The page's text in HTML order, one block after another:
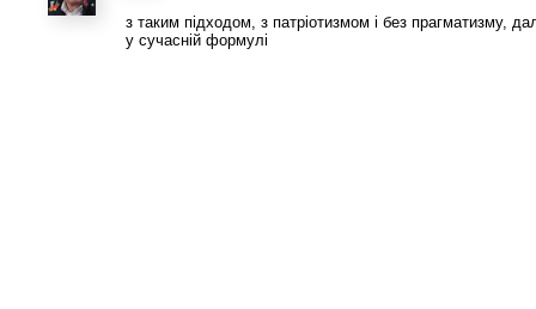
з таким підходом, з патріотизмом і без прагматизму,
у сучасній формулі